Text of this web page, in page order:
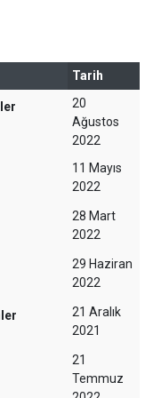
Tarih
20
Ağustos
2022
11 Mayıs
2022
28 Mart
2022
29 Haziran
2022
21 Aralık
2021
21
Temmuz